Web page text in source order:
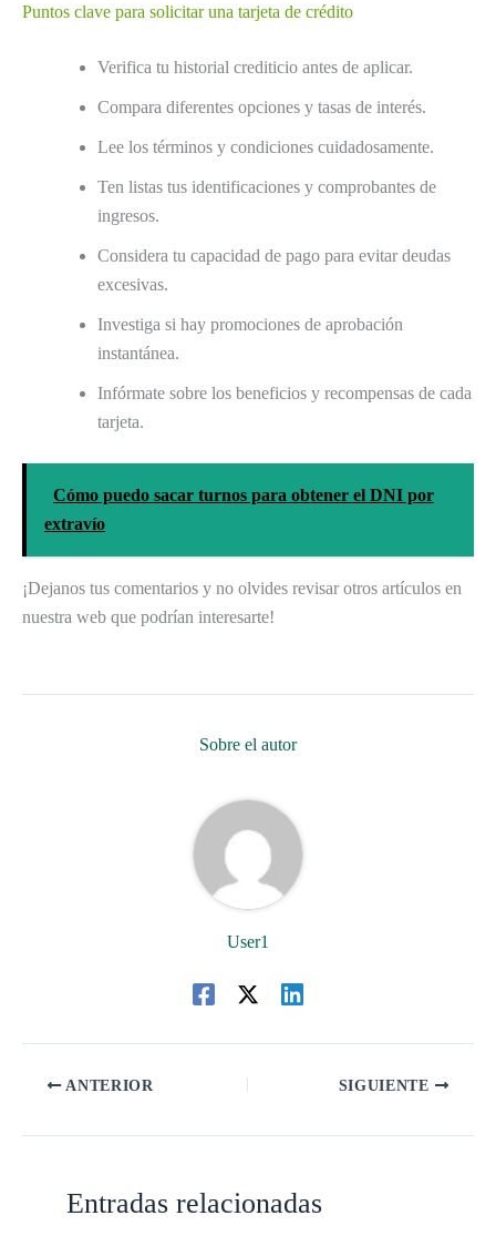
Puntos clave para solicitar una tarjeta de crédito
Verifica tu historial crediticio antes de aplicar.
Compara diferentes opciones y tasas de interés.
Lee los términos y condiciones cuidadosamente.
Ten listas tus identificaciones y comprobantes de
ingresos.
Considera tu capacidad de pago para evitar deudas
excesivas.
Investiga si hay promociones de aprobación
instantánea.
Infórmate sobre los beneficios y recompensas de cada
tarjeta.
Cómo puedo sacar turnos para obtener el DNI por
extravío
¡Dejanos tus comentarios y no olvides revisar otros artículos en
nuestra web que podrían interesarte!
Sobre el autor
User1
ANTERIOR SIGUIENTE
Entradas relacionadas